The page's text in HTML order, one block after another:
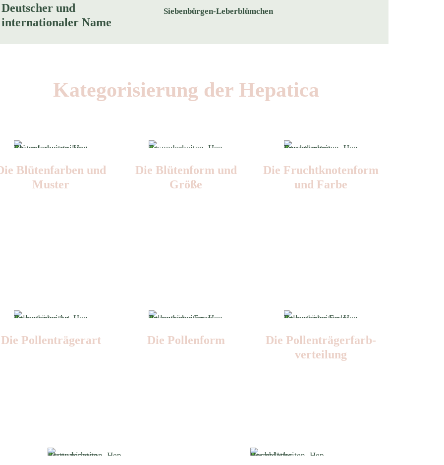
Deutscher und
internationaler Name
Siebenbürgen-Leberblümchen
Kategorisierung der Hepatica
Blüten­farben und
Muster
Die Blüten­form und
Größe
Die Frucht­knotenform
und Farbe
Die Pollen­trägerart Die Pollen­form
Die Pollen­trägerfarb­
verteilung